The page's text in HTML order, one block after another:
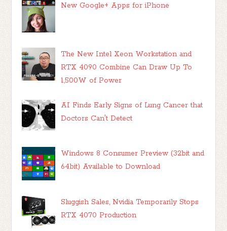
New Google+ Apps for iPhone
The New Intel Xeon Workstation and
RTX 4090 Combine Can Draw Up To
1,500W of Power
AI Finds Early Signs of Lung Cancer that
Doctors Can't Detect
Windows 8 Consumer Preview (32bit and
64bit) Available to Download
Sluggish Sales, Nvidia Temporarily Stops
RTX 4070 Production